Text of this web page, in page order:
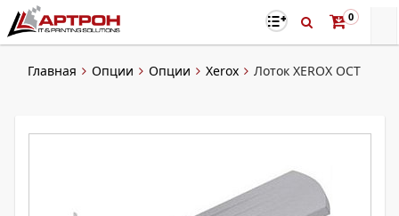
0
Главная Опции Опции Xerox Лоток XEROX OCT